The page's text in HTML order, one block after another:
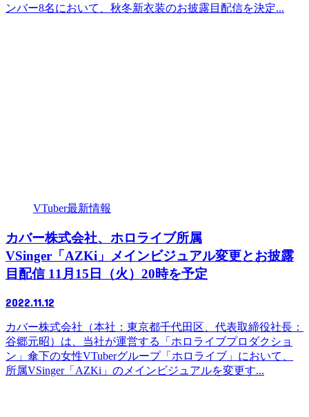
ンバー8名において、秋冬新衣装のお披露目配信を決定...
VTuber最新情報
カバー株式会社、ホロライブ所属
VSinger「AZKi」メインビジュアル変更とお披露
目配信 11月15日（火）20時を予定
2022.11.12
カバー株式会社（本社：東京都千代田区、代表取締役社長：
谷郷元昭）は、当社が運営する「ホロライブプロダクショ
ン」傘下の女性VTuberグループ「ホロライブ」において、
所属VSinger「AZKi」のメインビジュアルを変更す...